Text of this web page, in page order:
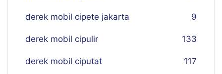
derek mobil cipete jakarta 9
derek mobil cipulir 133
derek mobil ciputat 117